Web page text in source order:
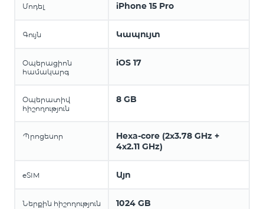
Մոդել iPhone 15 Pro
Գույն Կապույտ
Օպերացիոն
համակարգ
iOS 17
Օպերատիվ
հիշողություն
8 GB
Պրոցեսոր
Hexa-core (2x3.78 GHz +
4x2.11 GHz)
eSIM Այո
Ներքին հիշողություն 1024 GB